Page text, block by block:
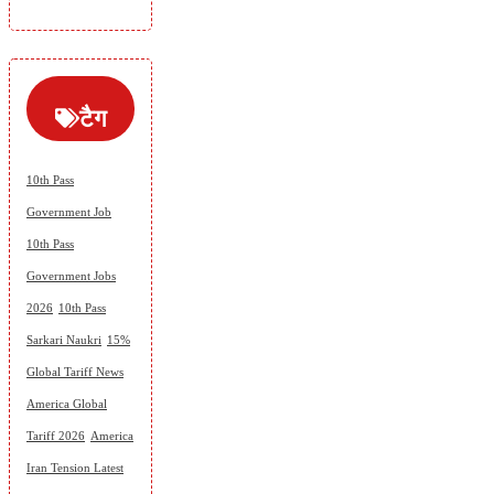
टैग
10th Pass
Government Job
10th Pass
Government Jobs
2026 10th Pass
Sarkari Naukri 15%
Global Tariff News
America Global
Tariff 2026 America
Iran Tension Latest